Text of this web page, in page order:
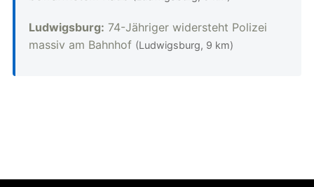
Ludwigsburg: 74-Jähriger widersteht Polizei
massiv am Bahnhof (Ludwigsburg, 9 km)